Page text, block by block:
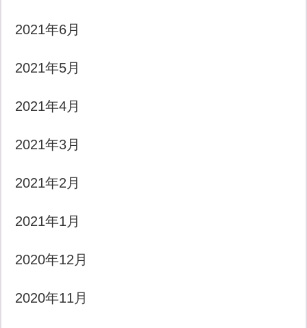
2021年6月
2021年5月
2021年4月
2021年3月
2021年2月
2021年1月
2020年12月
2020年11月